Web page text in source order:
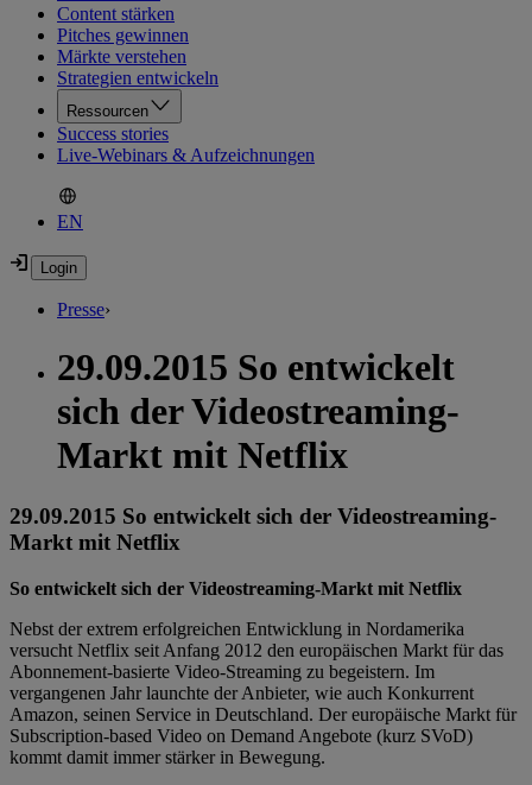
Content stärken
Pitches gewinnen
Märkte verstehen
Strategien entwickeln
Ressourcen
Success stories
Live-Webinars & Aufzeichnungen
EN
Presse›
29.09.2015 So entwickelt
sich der Videostreaming-
Markt mit Netflix
29.09.2015 So entwickelt sich der Videostreaming-
Markt mit Netflix
So entwickelt sich der Videostreaming-Markt mit Netflix
Nebst der extrem erfolgreichen Entwicklung in Nordamerika
versucht Netflix seit Anfang 2012 den europäischen Markt für das
Abonnement-basierte Video-Streaming zu begeistern. Im
vergangenen Jahr launchte der Anbieter, wie auch Konkurrent
Amazon, seinen Service in Deutschland. Der europäische Markt für
Subscription-based Video on Demand Angebote (kurz SVoD)
kommt damit immer stärker in Bewegung.